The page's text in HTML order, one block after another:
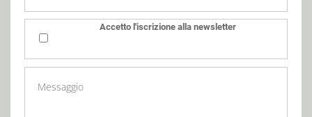
Accetto l'iscrizione alla newsletter